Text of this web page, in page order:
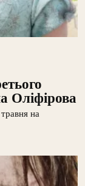
Оліфірова
на